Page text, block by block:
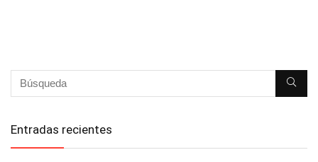
Entradas recientes